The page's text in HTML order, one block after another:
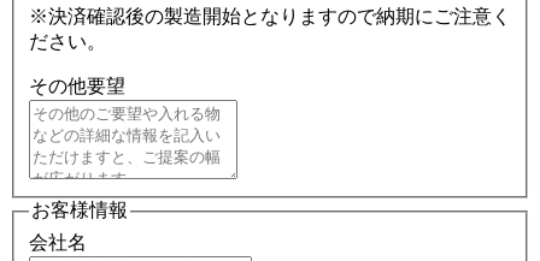
※決済確認後の製造開始となりますので納期にご注意く
ださい。
その他要望
お客様情報
会社名